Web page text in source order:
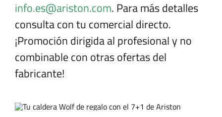
info.es@ariston.com. Para más detalles
consulta con tu comercial directo.
¡Promoción dirigida al profesional y no
combinable con otras ofertas del
fabricante!